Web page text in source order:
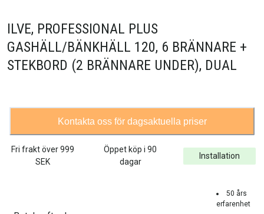
ILVE, PROFESSIONAL PLUS
GASHÄLL/BÄNKHÄLL 120, 6 BRÄNNARE +
STEKBORD (2 BRÄNNARE UNDER), DUAL
Kontakta oss för dagsaktuella priser
Fri frakt över999
SEK
Öppet köp i 90
dagar
Installation
50 års
erfarenhet